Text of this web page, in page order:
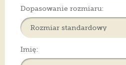
Dopasowanie rozmiaru:
Imię: